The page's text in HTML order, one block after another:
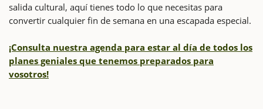
salida cultural, aquí tienes todo lo que necesitas para
convertir cualquier fin de semana en una escapada especial.
¡Consulta nuestra agenda para estar al día de todos los
planes geniales que tenemos preparados para
vosotros!